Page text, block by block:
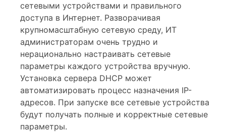
сетевыми устройствами и правильного
доступа в Интернет. Разворачивая
крупномасштабную сетевую среду, ИТ
администраторам очень трудно и
нерационально настраивать сетевые
параметры каждого устройства вручную.
Установка сервера DHCP может
автоматизировать процесс назначения IP-
адресов. При запуске все сетевые устройства
будут получать полные и корректные сетевые
параметры.